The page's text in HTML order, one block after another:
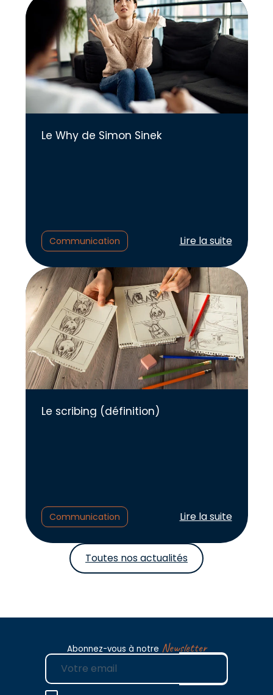
Le Why de Simon Sinek
Communication Lire l'article :
Lire la suite
Le scribing (définition)
Communication Lire l'article :
Lire la suite
Toutes nos actualités
Abonnez-vous à notre Newsletter
E-mail